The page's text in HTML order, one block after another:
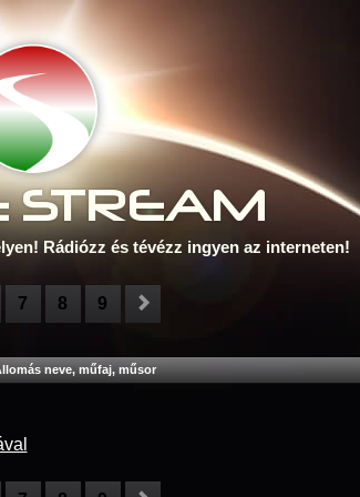
STREAM
Rádiózz és tévézz ingyen az interneten!
7 8 9
neve, műfaj, műsor